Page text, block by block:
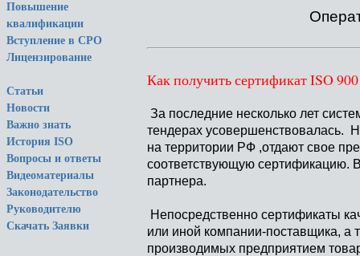
Повышение
квалификации
Вступление в СРО
Лицензирование
Статьи
Новости
Важно знать
История ISO
Вопросы и ответы
Видеоматериалы
Законодательство
Руководителю
Скачать Заявки
Как получить сертификат ISO
За последние несколько лет
тендерах усовершенствовалась.
на территории РФ ,отдают свое
соответствующую сертификацию.
партнера.
Непосредственно сертификаты
или иной компании-поставщика,
производимых предприятием